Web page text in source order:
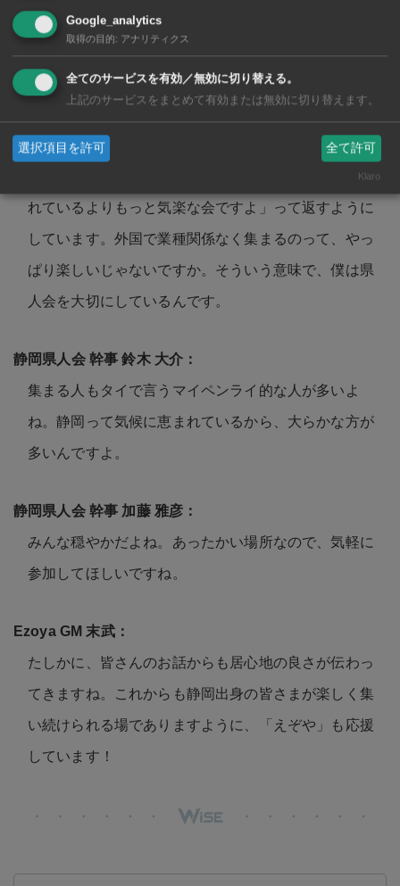
会長がこういうスタンスでいてくれるから面白いんで
すよ。
たまにバンコクに越してきたばかりの方から、お問い
合わせをいただくことがあるんですけど、「ご想像さ
れているよりもっと気楽な会ですよ」って返すように
しています。外国で業種関係なく集まるのって、やっ
ぱり楽しいじゃないですか。そういう意味で、僕は県
人会を大切にしているんです。
集まる人もタイで言うマイペンライ的な人が多いよ
ね。静岡って気候に恵まれているから、大らかな方が
多いんですよ。
みんな穏やかだよね。あったかい場所なので、気軽に
参加してほしいですね。
たしかに、皆さんのお話からも居心地の良さが伝わっ
てきますね。これからも静岡出身の皆さまが楽しく集
い続けられる場でありますように、「えぞや」も応援
しています！
Google_analytics
取得の目的: アナリティクス
全てのサービスを有効／無効に切り替える。
上記のサービスをまとめて有効または無効に切り替えます。
選択項目を許可 全て許可
Klaro